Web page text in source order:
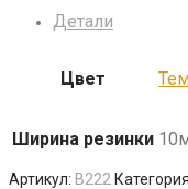
Детали
Цвет
Ширина резинки
Артикул: B222